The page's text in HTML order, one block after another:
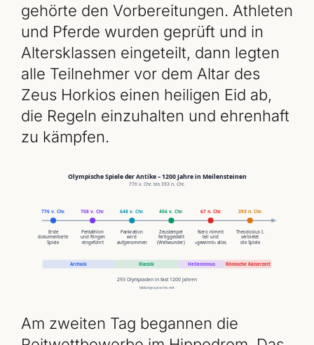
gehörte den Vorbereitungen. Athleten
und Pferde wurden geprüft und in
Altersklassen eingeteilt, dann legten
alle Teilnehmer vor dem Altar des
Zeus Horkios einen heiligen Eid ab,
die Regeln einzuhalten und ehrenhaft
zu kämpfen.
Am zweiten Tag begannen die